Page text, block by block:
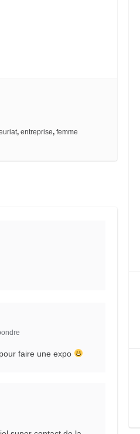
, entreprise, femme
faire une expo